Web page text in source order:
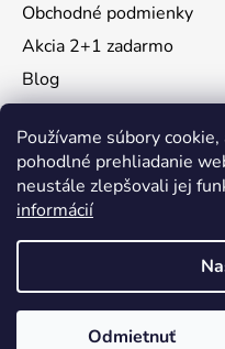
Používame súbory
pohodlné prehliadanie
neustále zlepšovali jej
informácií
Odmietnuť
Obchodné podmienky
Akcia 2+1 zadarmo
Blog
Instagram
Copyright 2026